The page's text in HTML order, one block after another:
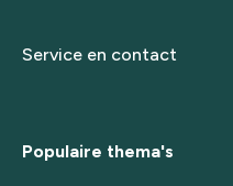
Service en contact
Populaire thema's